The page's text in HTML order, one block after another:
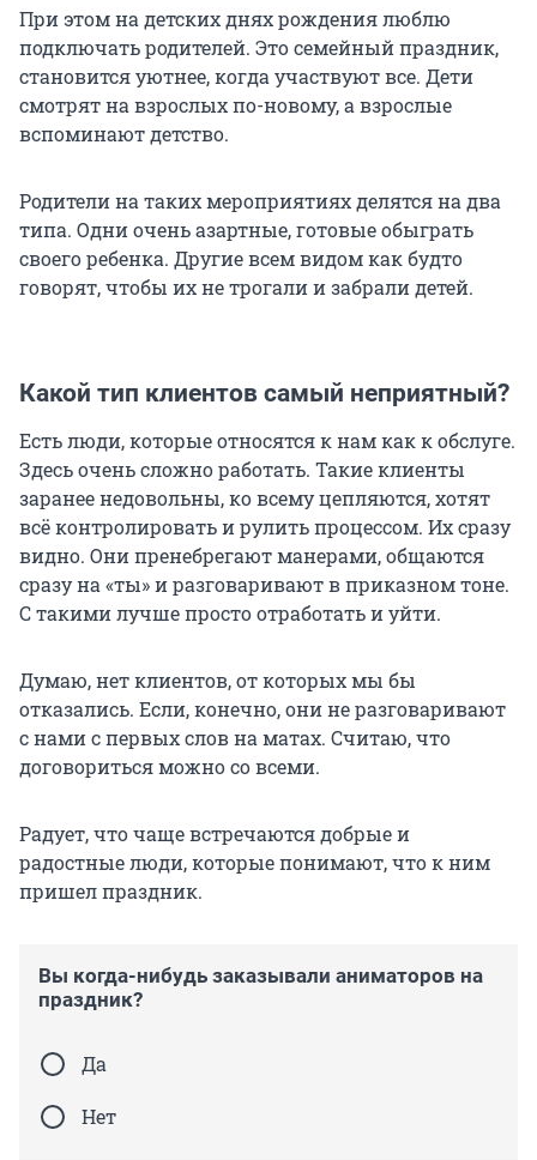
При этом на детских днях рождения люблю
подключать родителей. Это семейный праздник,
становится уютнее, когда участвуют все. Дети
смотрят на взрослых по-новому, а взрослые
вспоминают детство.
Родители на таких мероприятиях делятся на два
типа. Одни очень азартные, готовые обыграть
своего ребенка. Другие всем видом как будто
говорят, чтобы их не трогали и забрали детей.
Какой тип клиентов самый неприятный?
Есть люди, которые относятся к нам как к обслуге.
Здесь очень сложно работать. Такие клиенты
заранее недовольны, ко всему цепляются, хотят
всё контролировать и рулить процессом. Их сразу
видно. Они пренебрегают манерами, общаются
сразу на «ты» и разговаривают в приказном тоне.
С такими лучше просто отработать и уйти.
Думаю, нет клиентов, от которых мы бы
отказались. Если, конечно, они не разговаривают
с нами с первых слов на матах. Считаю, что
договориться можно со всеми.
Радует, что чаще встречаются добрые и
радостные люди, которые понимают, что к ним
пришел праздник.
Вы когда-нибудь заказывали аниматоров на
праздник?
Да
Нет